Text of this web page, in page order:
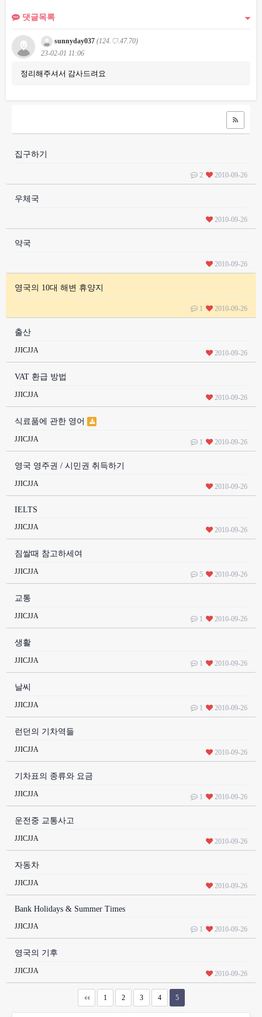
댓글목록
sunnyday037 (124.♡.47.70)
23-02-01 11:06
정리해주셔서 감사드려요
집구하기
2 2010-09-26
우체국
2010-09-26
약국
2010-09-26
영국의 10대 해변 휴양지
1 2010-09-26
출산
JJICJJA 2010-09-26
VAT 환급 방법
JJICJJA 2010-09-26
식료품에 관한 영어
JJICJJA 1 2010-09-26
영국 영주권 / 시민권 취득하기
JJICJJA 2010-09-26
IELTS
JJICJJA 2010-09-26
짐쌀때 참고하세여
JJICJJA 5 2010-09-26
교통
JJICJJA 1 2010-09-26
생활
JJICJJA 1 2010-09-26
날씨
JJICJJA 1 2010-09-26
런던의 기차역들
JJICJJA 2010-09-26
기차표의 종류와 요금
JJICJJA 1 2010-09-26
운전중 교통사고
JJICJJA 2010-09-26
자동차
JJICJJA 2010-09-26
Bank Holidays & Summer Times
JJICJJA 1 2010-09-26
영국의 기후
JJICJJA 2010-09-26
1 2 3 4 5